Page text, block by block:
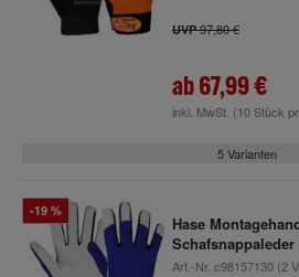
UVP97,80 €
ab67,99 €
inkl. MwSt. (10 Stück
5 Varianten
-19 %
Hase
Schafsnappaleder
Art.-Nr. c98157130(2